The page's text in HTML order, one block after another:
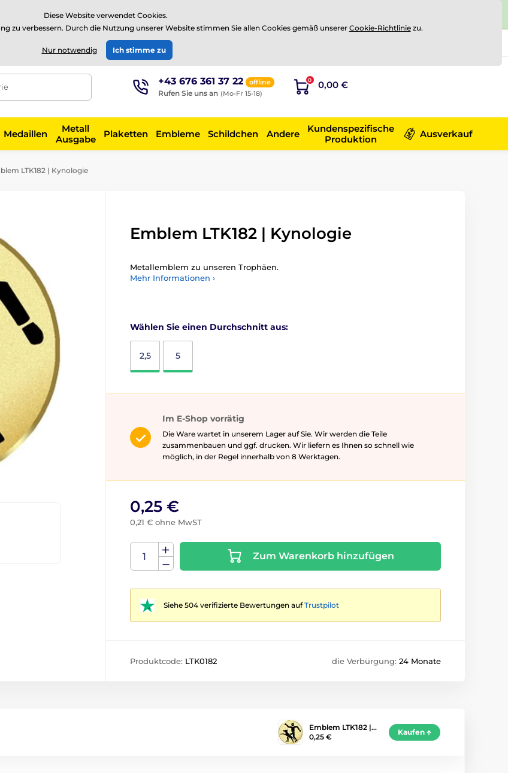
504 verifizierte Bewertungen aufTrustpilot
EUR
+43 676 361 37 22 offline
Rufen Sie uns an (Mo-Fr 15-18)
0 0,00 €
Medaillen
Metall
Ausgabe
Plaketten Embleme Schildchen Andere
Kundenspezifische
Produktion
Ausverkauf
LTK182 | Kynologie
Emblem LTK182 | Kynologie
Metallemblem zu unseren Trophäen.
Mehr Informationen ›
Wählen Sie einen Durchschnitt aus:
2,5 5
Im E-Shop vorrätig
Die Ware wartet in unserem Lager auf Sie. Wir werden die Teile
zusammenbauen und ggf. drucken. Wir liefern es Ihnen so schnell wie
möglich, in der Regel innerhalb von 8 Werktagen.
0,25 €
0,21 € ohne MwST
Zum Warenkorb hinzufügen
Siehe 504 verifizierte Bewertungen aufTrustpilot
Produktcode: LTK0182 die Verbürgung: 24 Monate
Emblem LTK182 |…
0,25 €
Kaufen
Diese Website verwendet Cookies.
zu verbessern. Durch die Nutzung unserer Website stimmen Sie allen Cookies gemäß unserer Cookie-Richtliniezu.
Nur notwendig Ich stimme zu